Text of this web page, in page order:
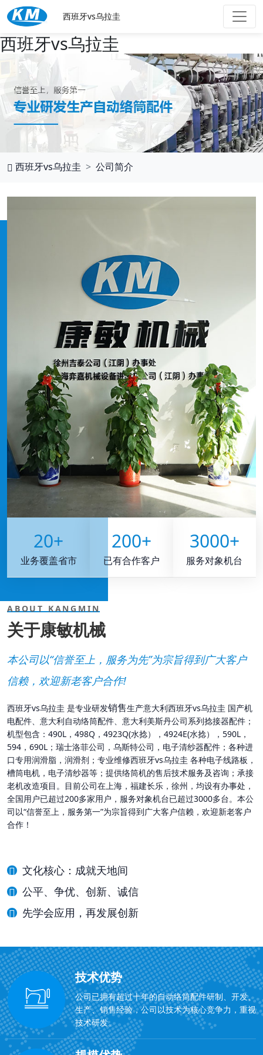
西班牙vs乌拉圭
西班牙vs乌拉圭
西班牙vs乌拉圭 公司简介
20+
业务覆盖省市
200+
已有合作客户
3000+
服务对象机台
ABOUT KANGMIN
关于康敏机械
本公司以“信誉至上，服务为先”为宗旨得到广大客户
信赖，欢迎新老客户合作!
西班牙vs乌拉圭 是专业研发销售生产意大利西班牙vs乌拉圭 国产机
电配件、意大利自动络筒配件、意大利美斯丹公司系列捻接器配件；
机型包含：490L，498Q，4923Q(水捻），4924E(水捻），590L，
594，690L；瑞士洛菲公司，乌斯特公司，电子清纱器配件；各种进
口专用润滑脂，润滑剂；专业维修西班牙vs乌拉圭 各种电子线路板，
槽筒电机，电子清纱器等；提供络筒机的售后技术服务及咨询；承接
老机改造项目。目前公司在上海，福建长乐，徐州，均设有办事处，
全国用户已超过200多家用户，服务对象机台已超过3000多台。本公
司以“信誉至上，服务第一”为宗旨得到广大客户信赖，欢迎新老客户
合作！
文化核心：成就天地间
公平、争优、创新、诚信
先学会应用，再发展创新
技术优势
公司已拥有超过十年的自动络筒配件研制、开发、
生产、销售经验，公司以技术为核心竞争力，重视
技术研发。